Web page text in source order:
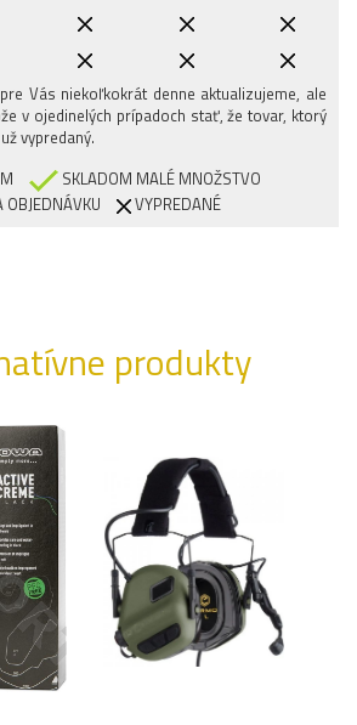
Vás niekoľkokrát denne aktualizujeme, ale
v ojedinelých prípadoch stať, že tovar, ktorý
vypredaný.
SKLADOM MALÉ MNOŽSTVO
VYPREDANÉ
produkty